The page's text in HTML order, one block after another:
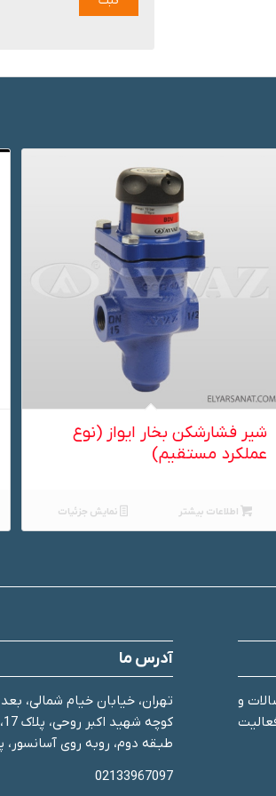
شیر فشارشکن بخار ایواز (نوع
عملکرد مستقیم)
اطلاعات بیشتر نمایش جزئیات
و
آدرس ما
تهران، خیابان خیام شمالی،
طبـقه دوم، روبه روی آسانسور،
02133967097